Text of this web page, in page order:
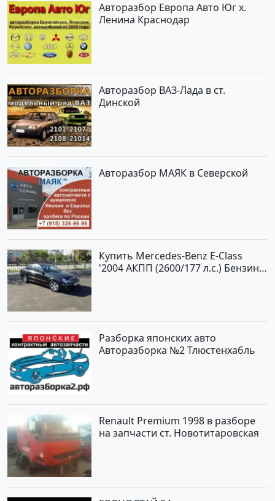
Авторазбор Европа Авто Юг х.
Ленина Краснодар
Авторазбор ВАЗ-Лада в ст.
Динской
Авторазбор МАЯК в Северской
Купить Mercedes-Benz E-Class
'2004 АКПП (2600/177 л.с.) Бензин
Разборка японских авто
Авторазборка №2 Тлюстенхабль
Renault Premium 1998 в разборе
на запчасти ст. Новотитаровская